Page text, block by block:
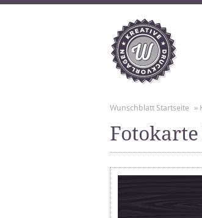
Wunschblatt Startseite »